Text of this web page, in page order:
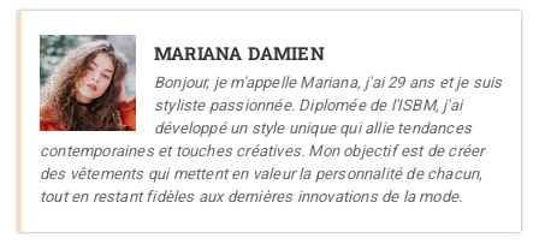
MARIANA DAMIEN
Bonjour, je m'appelle Mariana, j'ai 29 ans et je suis
styliste passionnée. Diplomée de l'ISBM, j'ai
développé un style unique qui allie tendances
contemporaines et touches créatives. Mon objectif est de créer
des vêtements qui mettent en valeur la personnalité de chacun,
tout en restant fidèles aux dernières innovations de la mode.